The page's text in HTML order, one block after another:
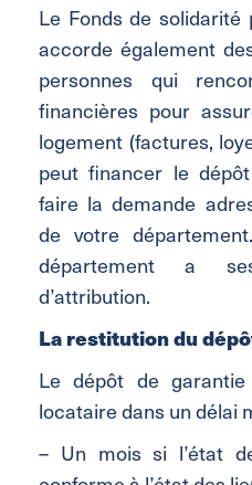
Le Fonds de solidarité
accorde également
personnes qui
financières pour
logement (factures,
peut financer le
faire la demande
de votre
département a
d’attribution.
La restitution du
Le dépôt de
locataire dans un délai
– Un mois si l’état